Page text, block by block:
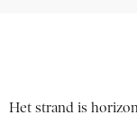
Het strand is